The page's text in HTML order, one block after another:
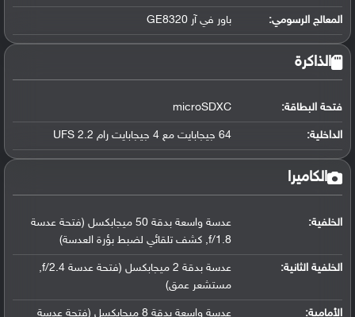
المعالج الرسومي: باور في آر GE8320
الذاكرة
فتحة البطاقة: microSDXC
الداخلية: 64 جيجابايت مع 4 جيجابايت رام UFS 2.2
الكاميرا
الخلفية:
عدسة واسعة بدقة 50 ميجابكسل (فتحة عدسة
f/1.8, كشف تلقائي لضبط بؤرة العدسة)
الخلفية الثانية:
عدسة بدقة 2 ميجابكسل (فتحة عدسة f/2.4,
مستشعر عمق)
الأمامية:
عدسة واسعة بدقة 8 ميجابكسل (فتحة عدسة